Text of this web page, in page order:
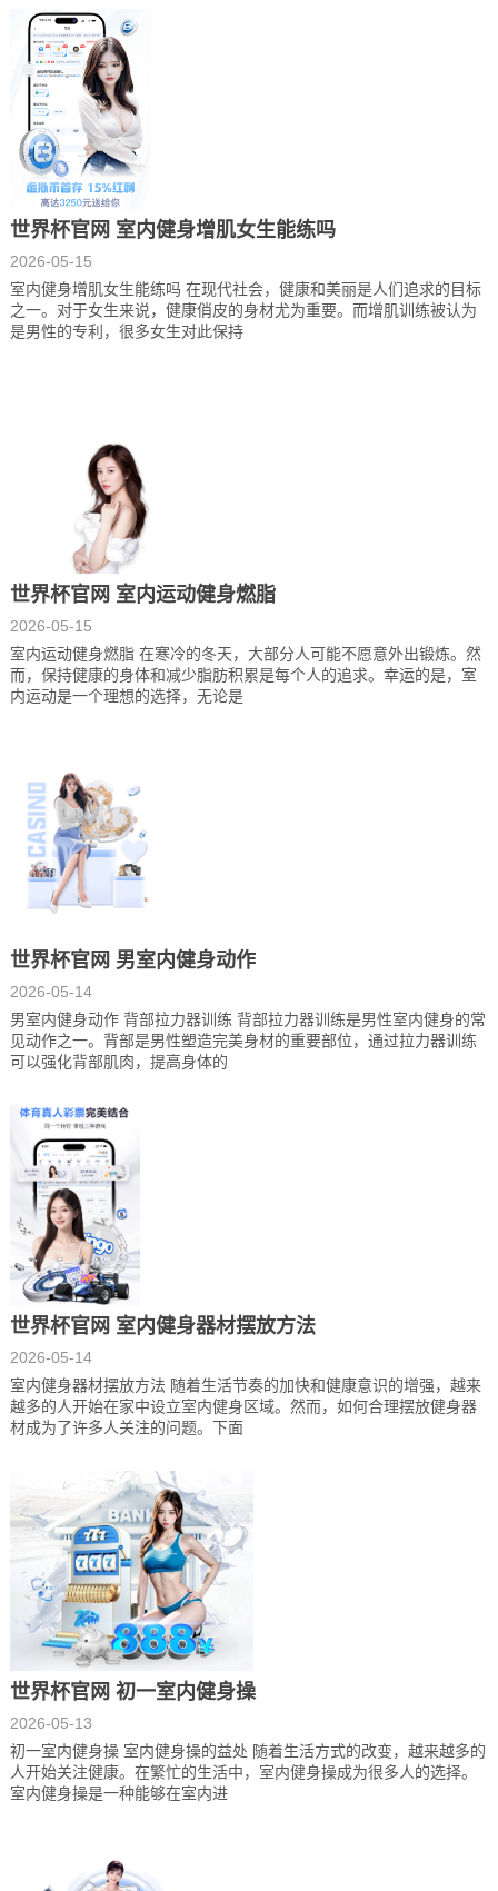
世界杯官网 室内健身增肌女生能练吗
2026-05-15
室内健身增肌女生能练吗 在现代社会，健康和美丽是人们追求的目标
之一。对于女生来说，健康俏皮的身材尤为重要。而增肌训练被认为
是男性的专利，很多女生对此保持
世界杯官网 室内运动健身燃脂
2026-05-15
室内运动健身燃脂 在寒冷的冬天，大部分人可能不愿意外出锻炼。然
而，保持健康的身体和减少脂肪积累是每个人的追求。幸运的是，室
内运动是一个理想的选择，无论是
世界杯官网 男室内健身动作
2026-05-14
男室内健身动作 背部拉力器训练 背部拉力器训练是男性室内健身的常
见动作之一。背部是男性塑造完美身材的重要部位，通过拉力器训练
可以强化背部肌肉，提高身体的
世界杯官网 室内健身器材摆放方法
2026-05-14
室内健身器材摆放方法 随着生活节奏的加快和健康意识的增强，越来
越多的人开始在家中设立室内健身区域。然而，如何合理摆放健身器
材成为了许多人关注的问题。下面
世界杯官网 初一室内健身操
2026-05-13
初一室内健身操 室内健身操的益处 随着生活方式的改变，越来越多的
人开始关注健康。在繁忙的生活中，室内健身操成为很多人的选择。
室内健身操是一种能够在室内进